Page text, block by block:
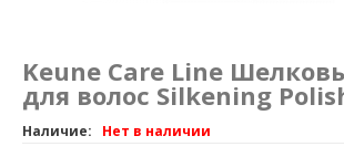
Keune Care Line
для волос Silkening
Наличие: Нет в наличии